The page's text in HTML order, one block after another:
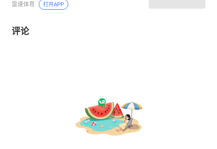
雷速体育 打开APP
评论